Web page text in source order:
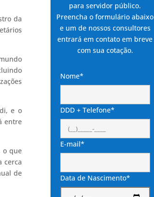
da
e o
entre
o que
cerca
de
para servidor público.
Preencha o formulário abaixo
e um de nossos consultores
entrará em contato em breve
com sua cotação.
Nome*
DDD + Telefone*
E-mail*
Data de Nascimento*